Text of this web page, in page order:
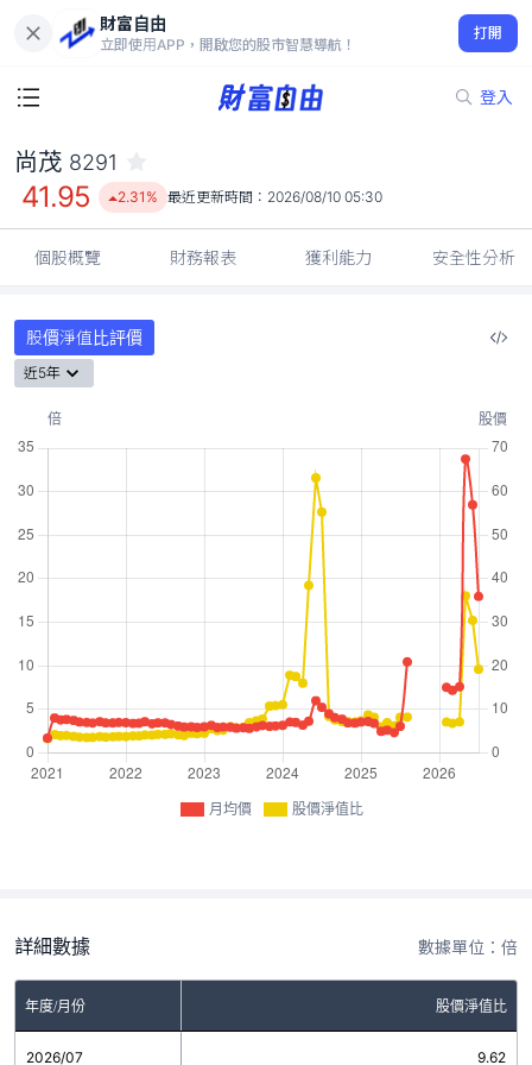
財富自由
立即使用APP，開啟您的股市智慧導航！
打開
登入
41.95
2.31%
尚茂 8291
41.95 2.31% 最近更新時間： 2026/08/10 05:30
個股概覽 財務報表 獲利能力 安全性分析
股價淨值比評價
近5年
月均價 股價淨值比
詳細數據 數據單位：倍
年度/月份 股價淨值比
2026/07 9.62